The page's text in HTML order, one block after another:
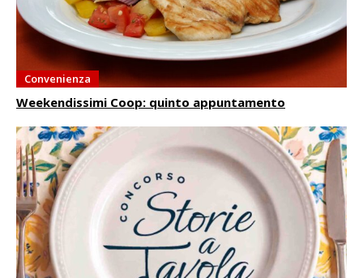
Convenienza
Weekendissimi Coop: quinto appuntamento